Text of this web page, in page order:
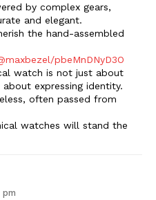
by complex gears,
and elegant.
the hand-assembled
pbeMnDNyD3O
watch is not just about
expressing identity.
often passed from
watches will stand the
pm